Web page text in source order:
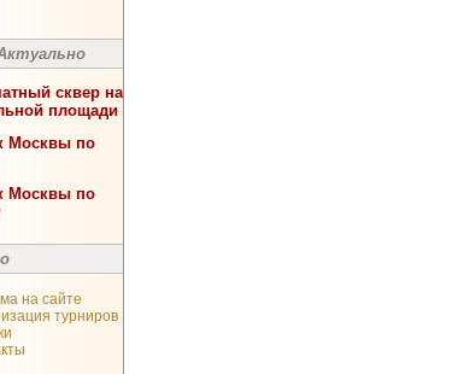
сквер на
площади
Москвы по
Москвы по
на сайте
турниров